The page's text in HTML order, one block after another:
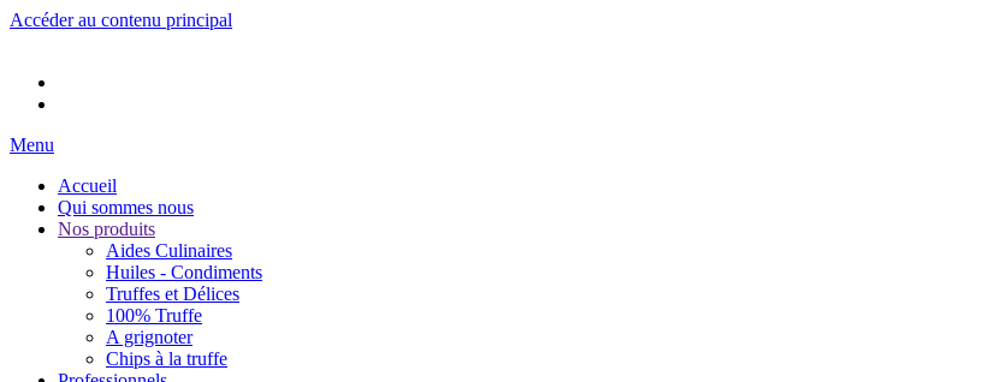
Accéder au contenu principal
Menu
Accueil
Qui sommes nous
Nos produits
Aides Culinaires
Huiles - Condiments
Truffes et Délices
100% Truffe
A grignoter
Chips à la truffe